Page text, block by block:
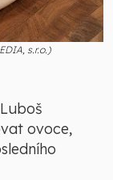
s.r.o.)
ovoce,